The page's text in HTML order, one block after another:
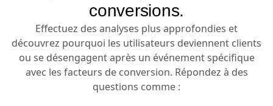
conversions.
Effectuez des analyses plus approfondies et
découvrez pourquoi les utilisateurs deviennent clients
ou se désengagent après un événement spécifique
avec les facteurs de conversion. Répondez à des
questions comme :